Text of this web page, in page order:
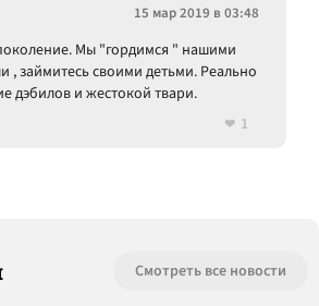
15 мар 2019 в 03:48
Мы "гордимся " нашими
, займитесь своими детьми. Реально
дэбилов и жестокой твари.
1
Смотреть все новости